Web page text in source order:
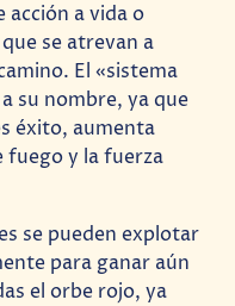
acción a vida o
se atrevan a
El «sistema
su nombre, ya que
éxito, aumenta
fuego y la fuerza
se pueden explotar
para ganar aún
el orbe rojo, ya